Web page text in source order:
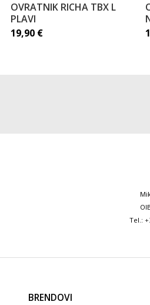
OVRATNIK RICHA TBX L
PLAVI
19,90 €
Tel.:
BRENDOVI